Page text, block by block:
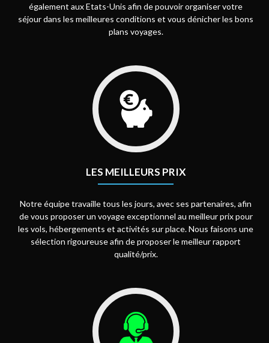
également aux Etats-Unis afin de pouvoir organiser votre
séjour dans les meilleures conditions et vous dénicher les bons
plans voyages.
LES MEILLEURS PRIX
Notre équipe travaille tous les jours, avec ses partenaires, afin
de vous proposer un voyage exceptionnel au meilleur prix pour
les vols, hébergements et activités sur place. Nous faisons une
sélection rigoureuse afin de proposer le meilleur rapport
qualité/prix.